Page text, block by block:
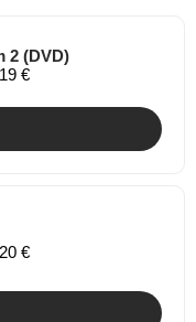
2 (DVD)
€
€